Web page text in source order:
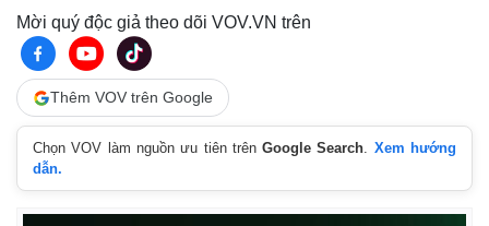
Mời quý độc giả theo dõi VOV.VN trên
Thêm VOV trên Google
Chọn VOV làm nguồn ưu tiên trênGoogle Search. Xem hướng
dẫn.